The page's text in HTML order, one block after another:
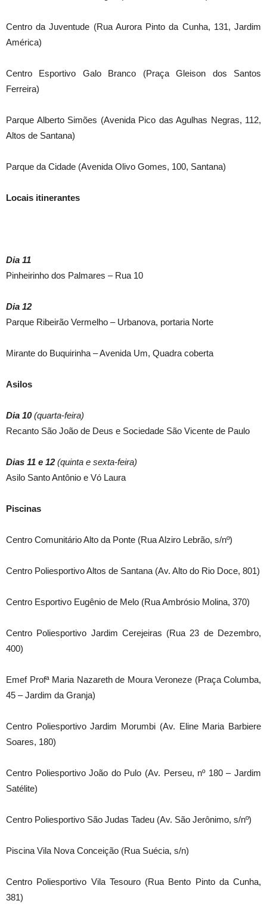
Centro da Juventude (Rua Aurora Pinto da Cunha, 131, Jardim
América)
Centro Esportivo Galo Branco (Praça Gleison dos Santos
Ferreira)
Parque Alberto Simões (Avenida Pico das Agulhas Negras, 112,
Altos de Santana)
Parque da Cidade (Avenida Olivo Gomes, 100, Santana)
Locais itinerantes
Dia 11
Pinheirinho dos Palmares – Rua 10
Dia 12
Parque Ribeirão Vermelho – Urbanova, portaria Norte
Mirante do Buquirinha – Avenida Um, Quadra coberta
Asilos
Dia 10(quarta-feira)
Recanto São João de Deus e Sociedade São Vicente de Paulo
Dias 11 e 12(quinta e sexta-feira)
Asilo Santo Antônio e Vó Laura
Piscinas
Centro Comunitário Alto da Ponte (Rua Alziro Lebrão, s/nº)
Centro Poliesportivo Altos de Santana (Av. Alto do Rio Doce, 801)
Centro Esportivo Eugênio de Melo (Rua Ambrósio Molina, 370)
Centro Poliesportivo Jardim Cerejeiras (Rua 23 de Dezembro,
400)
Emef Profª Maria Nazareth de Moura Veroneze (Praça Columba,
45 – Jardim da Granja)
Centro Poliesportivo Jardim Morumbi (Av. Eline Maria Barbiere
Soares, 180)
Centro Poliesportivo João do Pulo (Av. Perseu, nº 180 – Jardim
Satélite)
Centro Poliesportivo São Judas Tadeu (Av. São Jerônimo, s/nº)
Piscina Vila Nova Conceição (Rua Suécia, s/n)
Centro Poliesportivo Vila Tesouro (Rua Bento Pinto da Cunha,
381)